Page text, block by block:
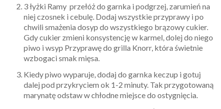
3 łyżki Ramy przełóż do garnka i podgrzej, zarumień na
niej czosnek i cebulę. Dodaj wszystkie przyprawy i po
chwili smażenia dosyp do wszystkiego brązowy cukier.
Gdy cukier zmieni konsystencję w karmel, dolej do niego
piwo i wsyp Przyprawę do grilla Knorr, która świetnie
wzbogaci smak mięsa.
Kiedy piwo wyparuje, dodaj do garnka keczup i gotuj
dalej pod przykryciem ok 1-2 minuty. Tak przygotowaną
marynatę odstaw w chłodne miejsce do ostygnięcia.